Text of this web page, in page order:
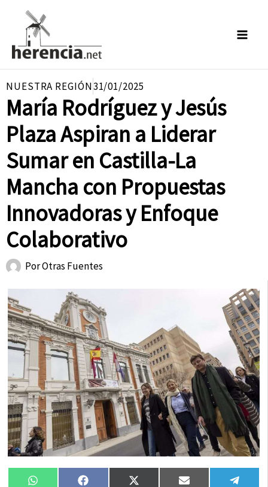
contenido
NUESTRA REGIÓN31/01/2025
María Rodríguez y Jesús
Plaza Aspiran a Liderar
Sumar en Castilla-La
Mancha con Propuestas
Innovadoras y Enfoque
Colaborativo
PorOtras Fuentes